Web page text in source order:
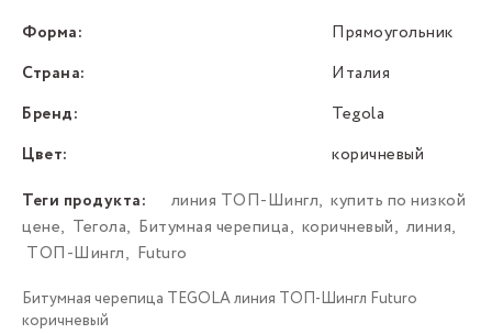
Форма:
Прямоугольник
Страна:
Италия
Бренд:
Tegola
Цвет:
коричневый
Теги продукта:
линия ТОП-Шингл, купить по низкой
цене, Тегола, Битумная черепица, коричневый, линия,
ТОП-Шингл, Futuro
Битумная черепица TEGOLA линия ТОП-Шингл Futuro
коричневый